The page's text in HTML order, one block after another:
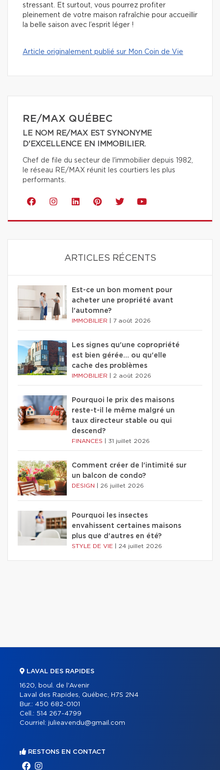
stressant. Et surtout, vous pourrez profiter
pleinement de votre maison rafraîchie pour accueillir
la belle saison avec l’esprit léger !
Article originalement publié sur Mon Coin de Vie
RE/MAX QUÉBEC
LE NOM RE/MAX EST SYNONYME
D'EXCELLENCE EN IMMOBILIER.
Chef de file du secteur de l'immobilier depuis 1982,
le réseau RE/MAX réunit les courtiers les plus
performants.
ARTICLES RÉCENTS
Est-ce un bon moment pour
acheter une propriété avant
l'automne?
IMMOBILIER 7 août 2026
Les signes qu'une copropriété
est bien gérée… ou qu'elle
cache des problèmes
IMMOBILIER 2 août 2026
Pourquoi le prix des maisons
reste-t-il le même malgré un
taux directeur stable ou qui
descend?
FINANCES 31 juillet 2026
Comment créer de l'intimité sur
un balcon de condo?
DESIGN 26 juillet 2026
Pourquoi les insectes
envahissent certaines maisons
plus que d'autres en été?
STYLE DE VIE 24 juillet 2026
LAVAL DES RAPIDES
1620, boul. de l'Avenir
Laval des Rapides, Québec, H7S 2N4
Bur.: 450 682-0101
Cell.: 514 267-4799
Courriel: julieavendu@gmail.com
RESTONS EN CONTACT